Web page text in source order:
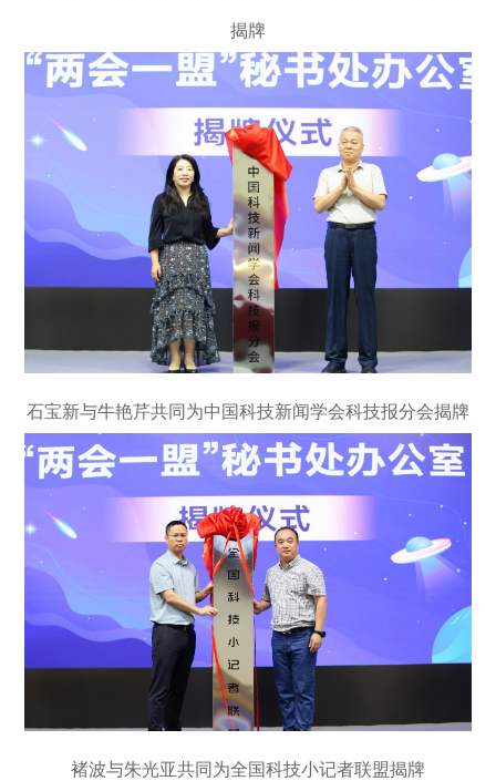
揭牌
石宝新与牛艳芹共同为中国科技新闻学会科技报分会揭牌
褚波与朱光亚共同为全国科技小记者联盟揭牌